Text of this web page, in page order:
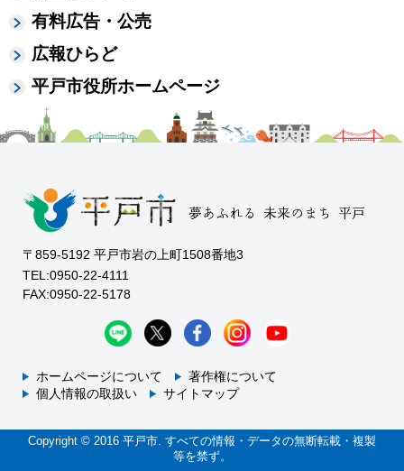
有料広告・公売
広報ひらど
平戸市役所ホームページ
〒859-5192 平戸市岩の上町1508番地3
TEL:0950-22-4111
FAX:0950-22-5178
ホームページについて
著作権について
個人情報の取扱い
サイトマップ
Copyright © 2016 平戸市. すべての情報・データの無断転載・複製
等を禁ず。